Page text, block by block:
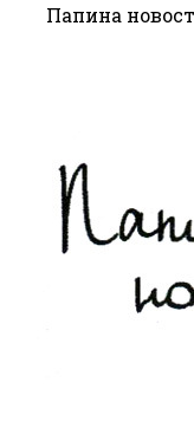
Папина